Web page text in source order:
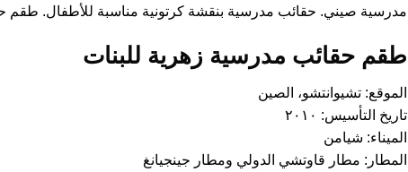
مدرسية صيني. حقائب مدرسية بنقشة كرتونية مناسبة للأطفال. طقم
طقم حقائب مدرسية زهرية للبنات
الموقع: تشيوانتشو، الصين
تاريخ التأسيس: ٢٠١٠
الميناء: شيامن
المطار: مطار قاوتشي الدولي ومطار جينجيانغ